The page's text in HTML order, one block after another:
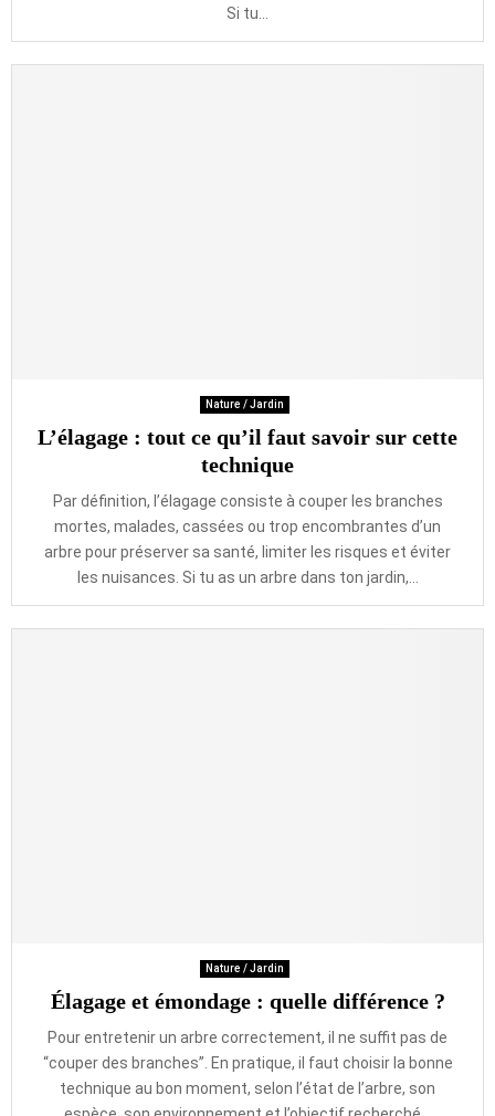
Si tu...
Nature / Jardin
L’élagage : tout ce qu’il faut savoir sur cette
technique
Par définition, l’élagage consiste à couper les branches
mortes, malades, cassées ou trop encombrantes d’un
arbre pour préserver sa santé, limiter les risques et éviter
les nuisances. Si tu as un arbre dans ton jardin,...
Nature / Jardin
Élagage et émondage : quelle différence ?
Pour entretenir un arbre correctement, il ne suffit pas de
“couper des branches”. En pratique, il faut choisir la bonne
technique au bon moment, selon l’état de l’arbre, son